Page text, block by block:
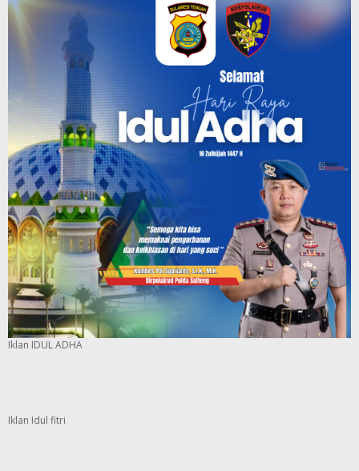
Iklan IDUL ADHA
Iklan Idul fitri